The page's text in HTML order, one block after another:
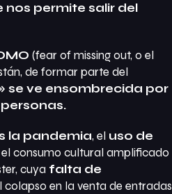
permite salir del
(fear of missing out, o el
de formar parte del
se ve ensombrecida por
la pandemia, el uso de
consumo cultural amplificado
cuya falta de
en la venta de entradas